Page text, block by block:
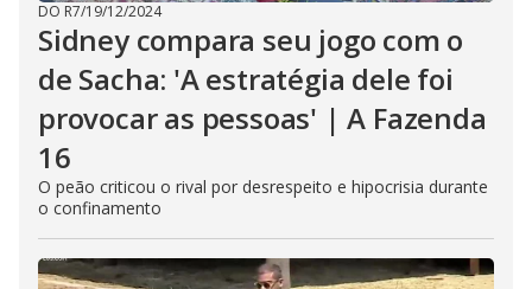
DO R7/19/12/2024
Sidney compara seu jogo com o
de Sacha: 'A estratégia dele foi
provocar as pessoas' | A Fazenda
16
O peão criticou o rival por desrespeito e hipocrisia durante
o confinamento